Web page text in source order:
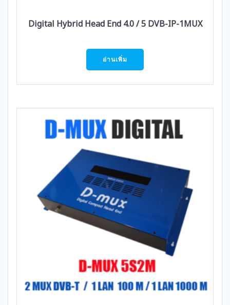
Digital Hybrid Head End 4.0 / 5 DVB-IP-1MUX
อ่านเพิ่ม